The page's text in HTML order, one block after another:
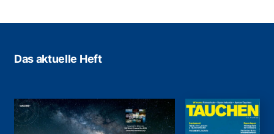
Das aktuelle Heft